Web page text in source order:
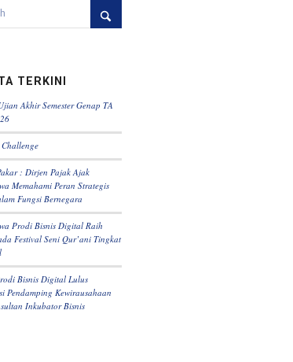
TERKINI
Akhir Semester Genap TA
: Dirjen Pajak Ajak
Memahami Peran Strategis
Fungsi Bernegara
Prodi Bisnis Digital Raih
Festival Seni Qur’ani Tingkat
Bisnis Digital Lulus
Pendamping Kewirausahaan
Inkubator Bisnis